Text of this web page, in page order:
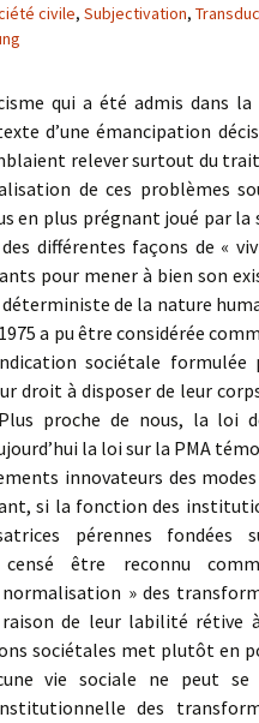
civile, Subjectivation,
qui a été admis dans la
d’une émancipation
relever surtout du
de ces problèmes
en plus prégnant joué par la
différentes façons de «
pour mener à bien son
de la nature
a pu être considérée
sociétale formulée
droit à disposer de leur
proche de nous, la loi
la loi sur la PMA
innovateurs des modes
si la fonction des
pérennes fondées
être reconnu
» des
de leur labilité rétive
sociétales met plutôt en
vie sociale ne peut se
des